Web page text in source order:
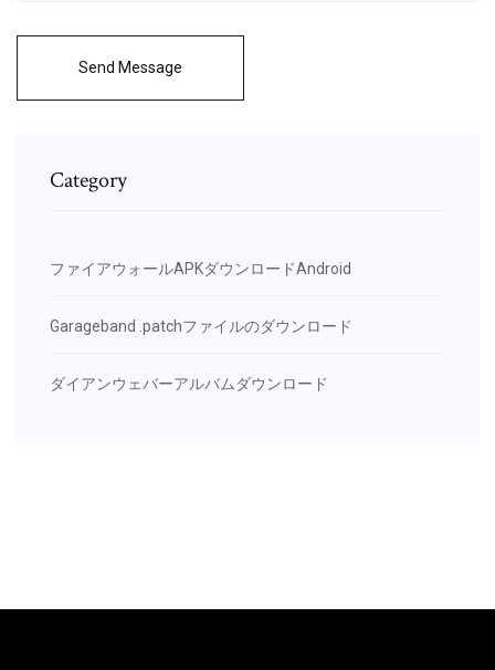
Send Message
Category
ファイアウォールAPKダウンロードAndroid
Garageband .patchファイルのダウンロード
ダイアンウェバーアルバムダウンロード